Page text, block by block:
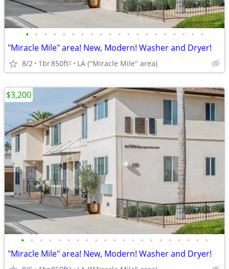
• • • • • • • • • • • • • • • • • • • •
"Miracle Mile" area! New, Modern! Washer and Dryer!
8/2 1br850ft2 LA ("Miracle Mile" area)
• • • • • • • • • • • • • • • • • • • • •
"Miracle Mile" area! New, Modern! Washer and Dryer!
$3,200